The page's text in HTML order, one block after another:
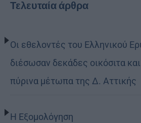
Τελευταία άρθρα
Οι εθελοντές του Ελληνικού
διέσωσαν δεκάδες οικόσιτα
πύρινα μέτωπα της Δ. Αττικής
Η Εξομολόγηση